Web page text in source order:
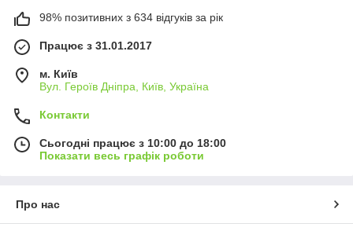
98% позитивних з 634 відгуків за рік
Працює з 31.01.2017
м. Київ
Вул. Героїв Дніпра, Київ, Україна
Контакти
Сьогодні працює з 10:00 до 18:00
Показати весь графік роботи
Про нас